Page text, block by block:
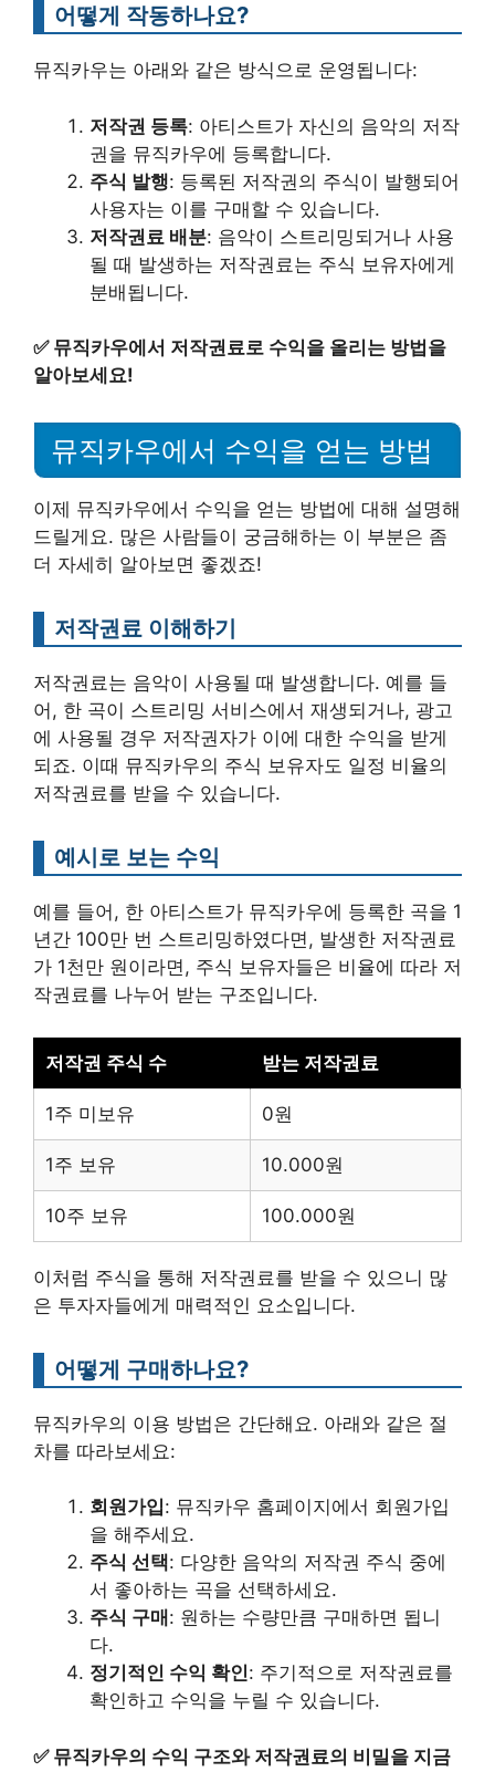
어떻게 작동하나요?
뮤직카우는 아래와 같은 방식으로 운영됩니다:
저작권 등록: 아티스트가 자신의 음악의 저작
권을 뮤직카우에 등록합니다.
주식 발행: 등록된 저작권의 주식이 발행되어
사용자는 이를 구매할 수 있습니다.
저작권료 배분: 음악이 스트리밍되거나 사용
될 때 발생하는 저작권료는 주식 보유자에게
분배됩니다.
✅ 뮤직카우에서 저작권료로 수익을 올리는 방법을
알아보세요!
뮤직카우에서 수익을 얻는 방법
이제 뮤직카우에서 수익을 얻는 방법에 대해 설명해
드릴게요. 많은 사람들이 궁금해하는 이 부분은 좀
더 자세히 알아보면 좋겠죠!
저작권료 이해하기
저작권료는 음악이 사용될 때 발생합니다. 예를 들
어, 한 곡이 스트리밍 서비스에서 재생되거나, 광고
에 사용될 경우 저작권자가 이에 대한 수익을 받게
되죠. 이때 뮤직카우의 주식 보유자도 일정 비율의
저작권료를 받을 수 있습니다.
예시로 보는 수익
예를 들어, 한 아티스트가 뮤직카우에 등록한 곡을 1
년간 100만 번 스트리밍하였다면, 발생한 저작권료
가 1천만 원이라면, 주식 보유자들은 비율에 따라 저
작권료를 나누어 받는 구조입니다.
저작권 주식 수 받는 저작권료
1주 미보유 0원
1주 보유 10.000원
10주 보유 100.000원
이처럼 주식을 통해 저작권료를 받을 수 있으니 많
은 투자자들에게 매력적인 요소입니다.
어떻게 구매하나요?
뮤직카우의 이용 방법은 간단해요. 아래와 같은 절
차를 따라보세요:
회원가입: 뮤직카우 홈페이지에서 회원가입
을 해주세요.
주식 선택: 다양한 음악의 저작권 주식 중에
서 좋아하는 곡을 선택하세요.
주식 구매 : 원하는 수량만큼 구매하면 됩니
다.
정기적인 수익 확인: 주기적으로 저작권료를
확인하고 수익을 누릴 수 있습니다.
✅ 뮤직카우의 수익 구조와 저작권료의 비밀을 지금